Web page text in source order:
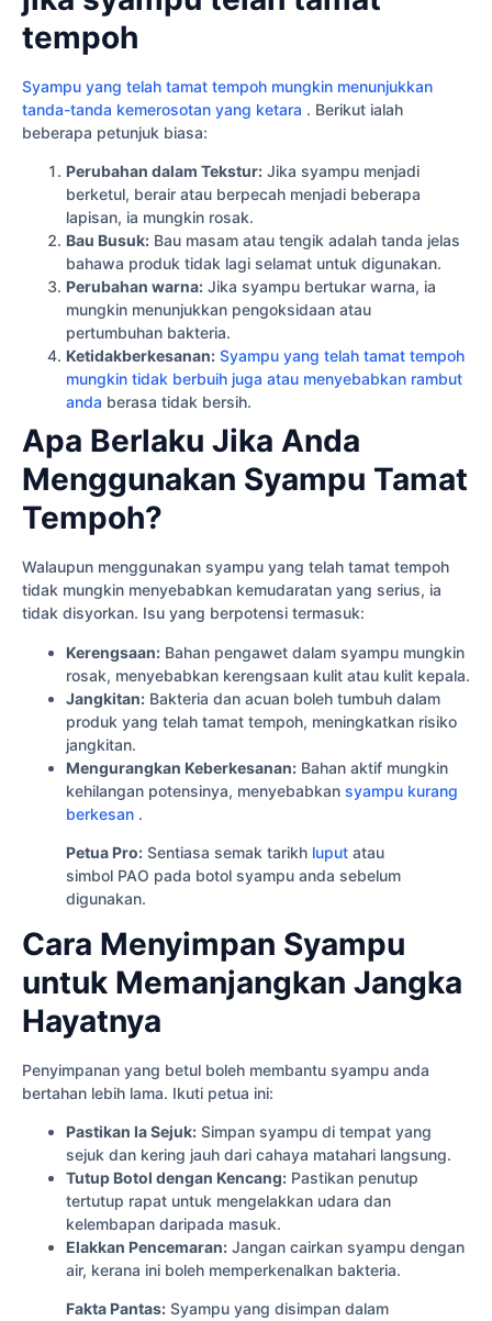
tempoh
Syampu yang telah tamat tempoh mungkin menunjukkan
tanda-tanda kemerosotan yang ketara . Berikut ialah
beberapa petunjuk biasa:
Perubahan dalam Tekstur: Jika syampu menjadi
berketul, berair atau berpecah menjadi beberapa
lapisan, ia mungkin rosak.
Bau Busuk: Bau masam atau tengik adalah tanda jelas
bahawa produk tidak lagi selamat untuk digunakan.
Perubahan warna: Jika syampu bertukar warna, ia
mungkin menunjukkan pengoksidaan atau
pertumbuhan bakteria.
Ketidakberkesanan: Syampu yang telah tamat tempoh
mungkin tidak berbuih juga atau menyebabkan rambut
anda berasa tidak bersih.
Apa Berlaku Jika Anda
Menggunakan Syampu Tamat
Tempoh?
Walaupun menggunakan syampu yang telah tamat tempoh
tidak mungkin menyebabkan kemudaratan yang serius, ia
tidak disyorkan. Isu yang berpotensi termasuk:
Kerengsaan: Bahan pengawet dalam syampu mungkin
rosak, menyebabkan kerengsaan kulit atau kulit kepala.
Jangkitan: Bakteria dan acuan boleh tumbuh dalam
produk yang telah tamat tempoh, meningkatkan risiko
jangkitan.
Mengurangkan Keberkesanan: Bahan aktif mungkin
kehilangan potensinya, menyebabkan syampu kurang
berkesan .
Petua Pro: Sentiasa semak tarikh luput atau
simbol PAO pada botol syampu anda sebelum
digunakan.
Cara Menyimpan Syampu
untuk Memanjangkan Jangka
Hayatnya
Penyimpanan yang betul boleh membantu syampu anda
bertahan lebih lama. Ikuti petua ini:
Pastikan Ia Sejuk: Simpan syampu di tempat yang
sejuk dan kering jauh dari cahaya matahari langsung.
Tutup Botol dengan Kencang: Pastikan penutup
tertutup rapat untuk mengelakkan udara dan
kelembapan daripada masuk.
Elakkan Pencemaran: Jangan cairkan syampu dengan
air, kerana ini boleh memperkenalkan bakteria.
Fakta Pantas: Syampu yang disimpan dalam